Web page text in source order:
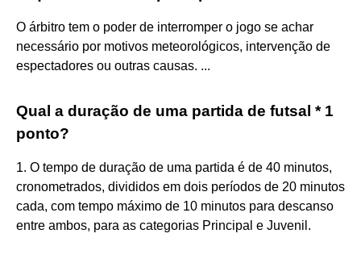
O árbitro tem o poder de interromper o jogo se achar
necessário por motivos meteorológicos, intervenção de
espectadores ou outras causas. ...
Qual a duração de uma partida de futsal * 1
ponto?
1. O tempo de duração de uma partida é de 40 minutos,
cronometrados, divididos em dois períodos de 20 minutos
cada, com tempo máximo de 10 minutos para descanso
entre ambos, para as categorias Principal e Juvenil.